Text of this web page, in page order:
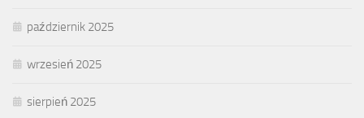
październik 2025
wrzesień 2025
sierpień 2025